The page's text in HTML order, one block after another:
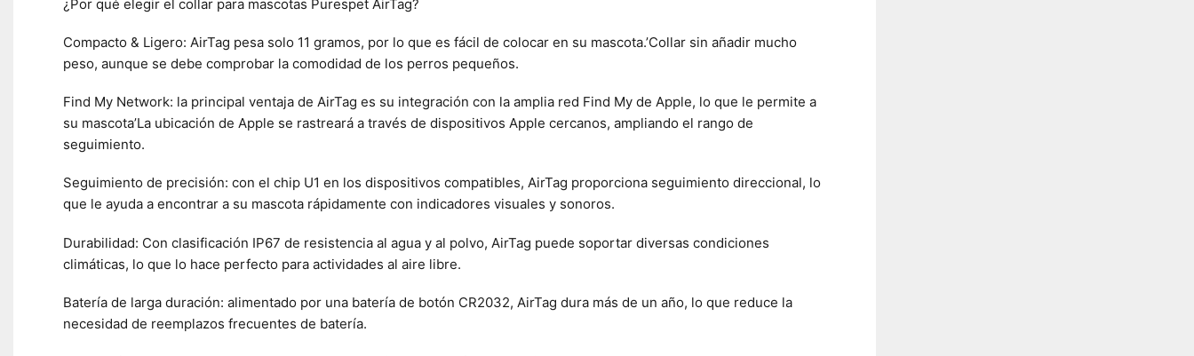
¿Por qué elegir el collar para mascotas Purespet AirTag?
Compacto & Ligero: AirTag pesa solo 11 gramos, por lo que es fácil de colocar en su mascota.’Collar sin añadir mucho
peso, aunque se debe comprobar la comodidad de los perros pequeños.
Find My Network: la principal ventaja de AirTag es su integración con la amplia red Find My de Apple, lo que le permite a
su mascota’La ubicación de Apple se rastreará a través de dispositivos Apple cercanos, ampliando el rango de
seguimiento.
Seguimiento de precisión: con el chip U1 en los dispositivos compatibles, AirTag proporciona seguimiento direccional, lo
que le ayuda a encontrar a su mascota rápidamente con indicadores visuales y sonoros.
Durabilidad: Con clasificación IP67 de resistencia al agua y al polvo, AirTag puede soportar diversas condiciones
climáticas, lo que lo hace perfecto para actividades al aire libre.
Batería de larga duración: alimentado por una batería de botón CR2032, AirTag dura más de un año, lo que reduce la
necesidad de reemplazos frecuentes de batería.